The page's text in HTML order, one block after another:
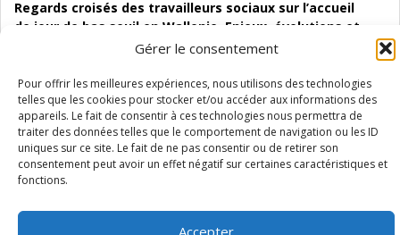
Gérer le consentement
Pour offrir les meilleures expériences, nous utilisons des technologies
telles que les cookies pour stocker et/ou accéder aux informations des
appareils. Le fait de consentir à ces technologies nous permettra de
traiter des données telles que le comportement de navigation ou les ID
uniques sur ce site. Le fait de ne pas consentir ou de retirer son
consentement peut avoir un effet négatif sur certaines caractéristiques et
fonctions.
Accepter
Regards croisés des travailleurs sociaux sur l’accueil
de jour de bas seuil en Wallonie. Enjeux, évolutions et
06 Juil 2026
Étude d’évaluabilité des Structures
d’accompagnement à l’autocréation d’emploi (SAACE)
01 Juil 2026
Pénurie du personnel infirmier :quels indicateurs
Wallonie ?